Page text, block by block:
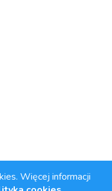
Więcej informacji